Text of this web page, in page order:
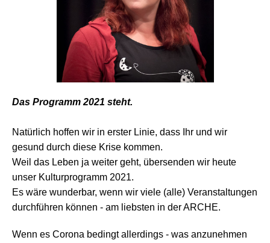
Das Programm 2021 steht.
Natürlich hoffen wir in erster Linie, dass Ihr und wir
gesund durch diese Krise kommen.
Weil das Leben ja weiter geht, übersenden wir heute
unser Kulturprogramm 2021.
Es wäre wunderbar, wenn wir viele (alle) Veranstaltungen
durchführen können - am liebsten in der ARCHE.
Wenn es Corona bedingt allerdings - was anzunehmen